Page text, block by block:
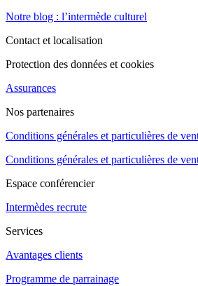
Notre blog : l’intermède culturel
Contact et localisation
Protection des données et cookies
Assurances
Nos partenaires
Conditions générales et particulières de
Conditions générales et particulières de
Espace conférencier
Intermèdes recrute
Services
Avantages clients
Programme de parrainage